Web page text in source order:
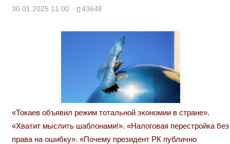
30.01.2025 11:00 43648
«Токаев объявил режим тотальной экономии в стране».
«Хватит мыслить шаблонами!». «Налоговая перестройка без
права на ошибку». «Почему президент РК публично